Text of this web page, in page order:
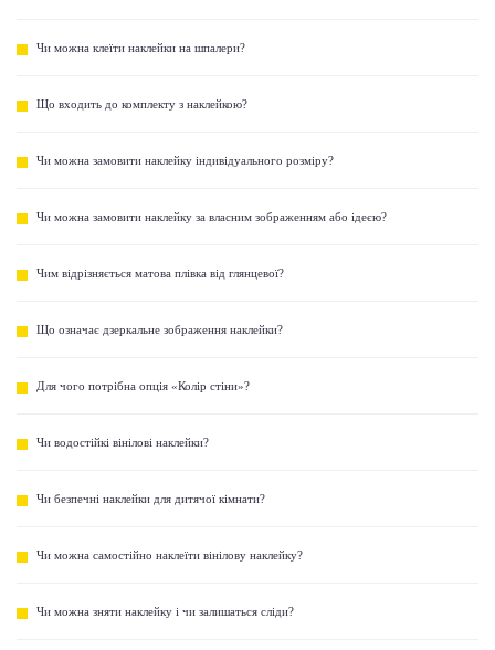
Чи можна клеїти наклейки на шпалери?
Що входить до комплекту з наклейкою?
Чи можна замовити наклейку індивідуального розміру?
Чи можна замовити наклейку за власним зображенням або ідеєю?
Чим відрізняється матова плівка від глянцевої?
Що означає дзеркальне зображення наклейки?
Для чого потрібна опція «Колір стіни»?
Чи водостійкі вінілові наклейки?
Чи безпечні наклейки для дитячої кімнати?
Чи можна самостійно наклеїти вінілову наклейку?
Чи можна зняти наклейку і чи залишаться сліди?